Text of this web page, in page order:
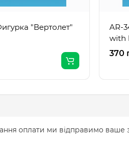
"Вертолет"
AR-
with
370
оплати ми відправимо ваше